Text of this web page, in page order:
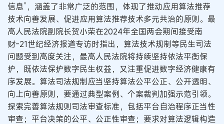
信息”，涵盖了非常广泛的范围，体现了推动应用算法推荐
技术向善发展、促进应用算法推荐技术多元共治的原则。最
高人民法院副院长贺小荣在2024年全国两会期间接受南
财-21世纪经济报道专访时指出，算法技术规制等民生司法
问题受到高度关注，最高人民法院将持续坚持依法平衡保
护，既依法保护数字民生权益，又注重促进数字经济健康有
序发展。算法司法规制应当坚持算法公平公正、公开透明、
向上向善原则，要通过典型案例、个案裁判加强示范引领。
探索完善算法规则司法审查标准，包括平台自治程序正当性
审查；平台决策的公平、公正性审查；要求对算法逻辑构造